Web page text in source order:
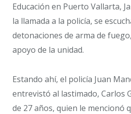
Educación en Puerto Vallarta,
la llamada a la policía, se
detonaciones de arma de
apoyo de la unidad.
Estando ahí, el policía Juan
entrevistó al lastimado, Carlos
de 27 años, quien le mencionó